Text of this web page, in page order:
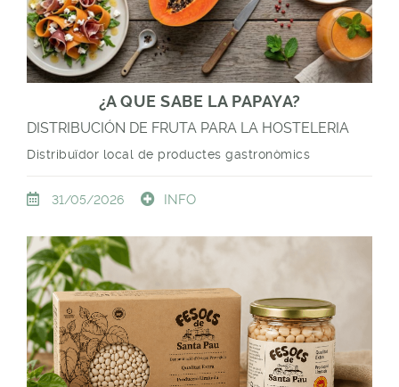
¿A QUE SABE LA PAPAYA?
DISTRIBUCIÓN DE FRUTA PARA LA HOSTELERIA
Distribuïdor local de productes gastronòmics
31/05/2026 INFO